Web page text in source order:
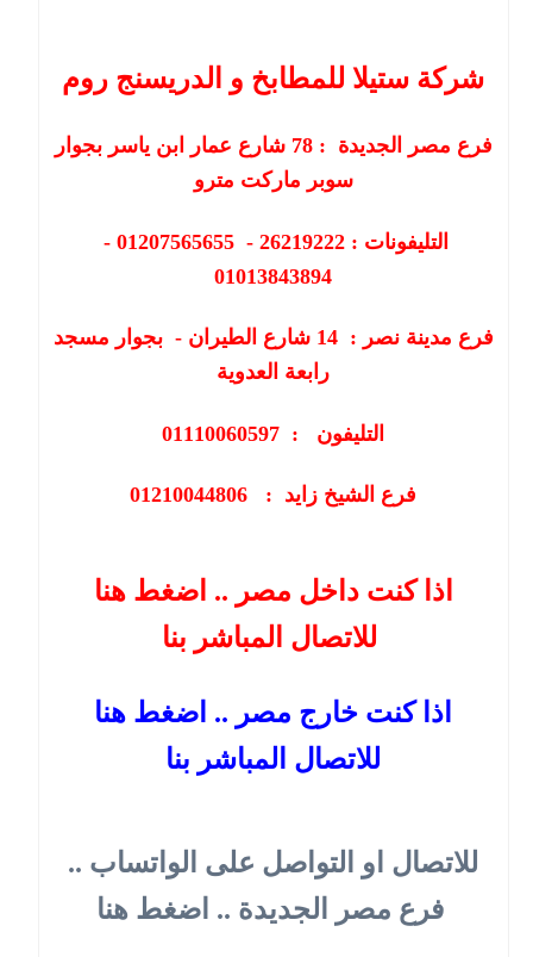
شركة ستيلا للمطابخ و الدريسنج روم
فرع مصر الجديدة :78 شارع عمار ابن ياسر بجوار
سوبر ماركت مترو
التليفونات : 26219222 - 01207565655 -
01013843894
فرع مدينة نصر :14 شارع الطيران - بجوار مسجد
رابعة العدوية
التليفون : 01110060597
فرع الشيخ زايد : 01210044806
اذا كنت داخل مصر .. اضغط هنا
اذا كنت خارج مصر .. اضغط هنا
للاتصال المباشر بنا
للاتصال او التواصل على الواتساب ..
فرع مصر الجديدة .. اضغط هنا